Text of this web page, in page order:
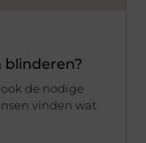
blinderen?
de nodige
vinden wat